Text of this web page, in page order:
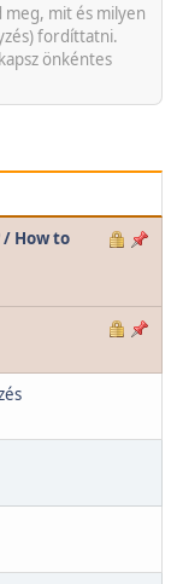
meg, mit és milyen
fordíttatni.
önkéntes
How to